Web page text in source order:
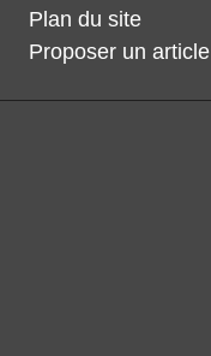
Plan du site
Proposer un article